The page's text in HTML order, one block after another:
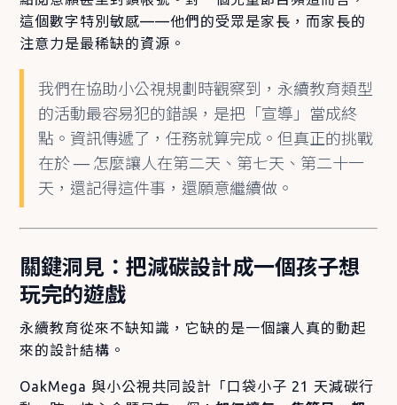
這個數字特別敏感——他們的受眾是家長，而家長的
注意力是最稀缺的資源。
我們在協助小公視規劃時觀察到，永續教育類型
的活動最容易犯的錯誤，是把「宣導」當成終
點。資訊傳遞了，任務就算完成。但真正的挑戰
在於 — 怎麼讓人在第二天、第七天、第二十一
天，還記得這件事，還願意繼續做。
關鍵洞見：把減碳設計成一個孩子想
玩完的遊戲
永續教育從來不缺知識，它缺的是一個讓人真的動起
來的設計結構。
OakMega 與小公視共同設計「口袋小子 21 天減碳行